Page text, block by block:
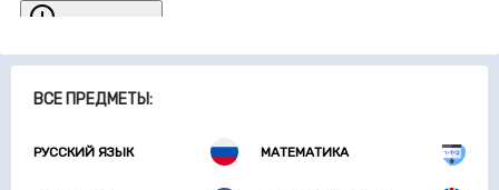
ВСЕ ПРЕДМЕТЫ:
РУССКИЙ ЯЗЫК МАТЕМАТИКА